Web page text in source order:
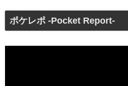
ポケレポ -Pocket Report-